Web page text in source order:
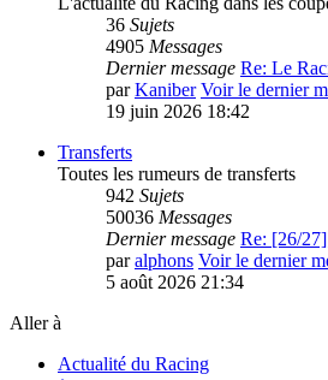
36 Sujets
4905 Messages
Dernier message Re: Le
parKaniber Voir le dernier
19 juin 2026 18:42
Transferts
Toutes les rumeurs de transferts
942 Sujets
50036 Messages
Dernier message Re: [26/
paralphons Voir le dernier
5 août 2026 21:34
Aller à
Actualité du Racing